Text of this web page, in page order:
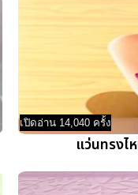
เปิดอ่าน 14,040 ครั้ง
แว่นทรงไ